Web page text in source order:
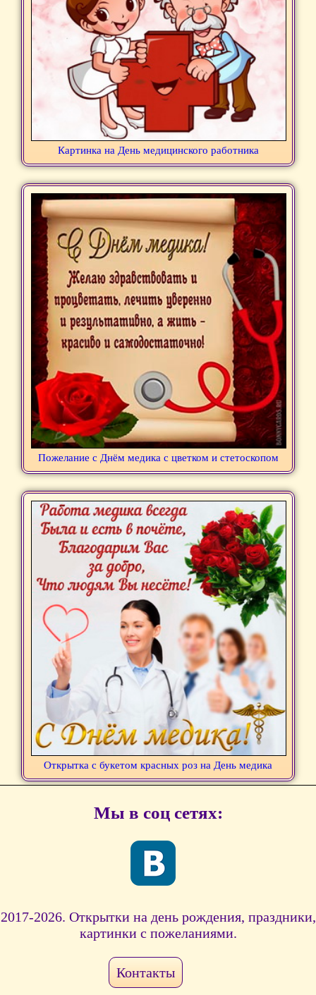
Картинка на День медицинского работника
Пожелание с Днём медика с цветком и стетоскопом
Открытка с букетом красных роз на День медика
Мы в соц сетях:
2017-2026. Открытки на день рождения, праздники,
картинки с пожеланиями.
Контакты